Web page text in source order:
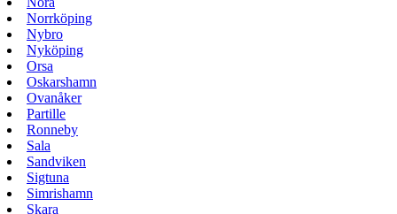
Norrköping
Nybro
Nyköping
Orsa
Oskarshamn
Ovanåker
Partille
Ronneby
Sala
Sandviken
Sigtuna
Simrishamn
Skara